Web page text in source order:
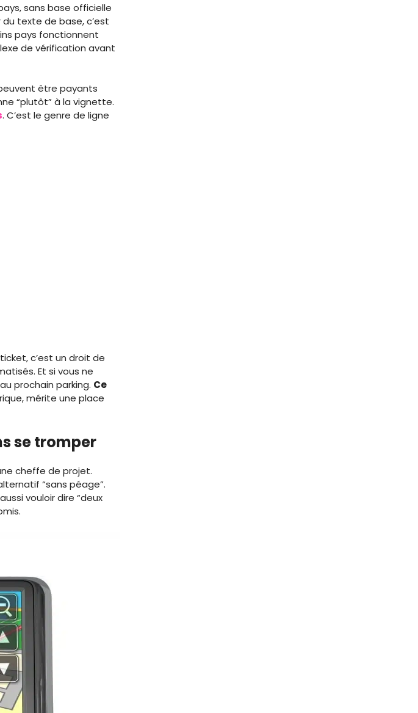
sans base officielle
texte de base, c’est
pays fonctionnent
de vérification avant
être payants
“plutôt” à la vignette.
. C’est le genre de ligne
c’est un droit de
Et si vous ne
prochain parking. Ce
mérite une place
se tromper
cheffe de projet.
“sans péage”.
vouloir dire “deux